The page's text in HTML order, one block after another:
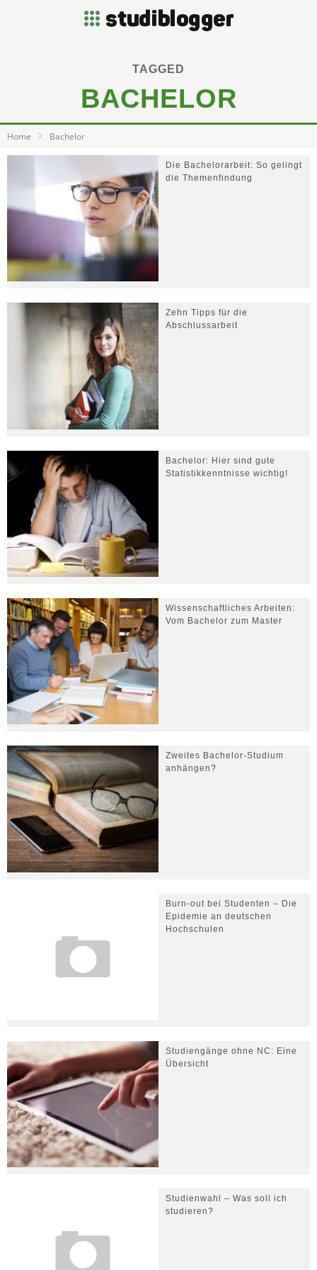
TAGGED
BACHELOR
Home Bachelor
Die Bachelorarbeit: So gelingt
die Themenfindung
Zehn Tipps für die
Abschlussarbeit
Bachelor: Hier sind gute
Statistikkenntnisse wichtig!
Wissenschaftliches Arbeiten:
Vom Bachelor zum Master
Zweites Bachelor-Studium
anhängen?
Burn-out bei Studenten – Die
Epidemie an deutschen
Hochschulen
Studiengänge ohne NC: Eine
Übersicht
Studienwahl – Was soll ich
studieren?